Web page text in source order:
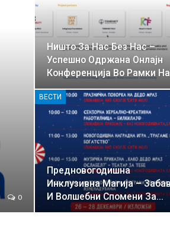
0
Ништо За Нас Без Нас –
Успешно Одржaна Онлајн
Конференција Во Рамки
ВЕСТИ
Предновогодишна
Инклузивна Магија –
И Волшебни Спомени За…